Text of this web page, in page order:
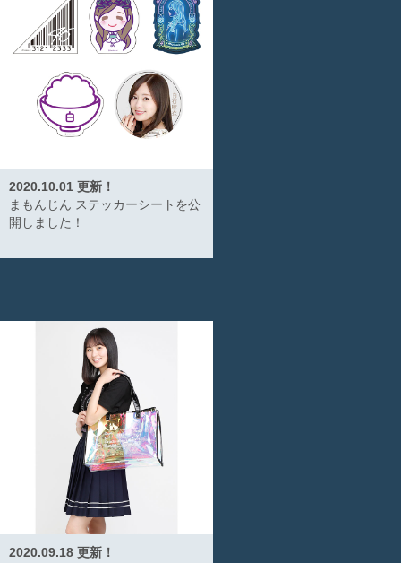
2020.10.01 更新！
まもんじん ステッカーシートを公
開しました！
2020.09.18 更新！